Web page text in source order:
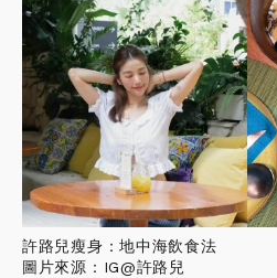
許路兒瘦身：地中海飲食法
圖片來源：IG@許路兒